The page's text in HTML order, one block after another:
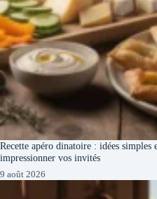
Recette apéro dinatoire : idées simples
impressionner vos invités
9 août 2026